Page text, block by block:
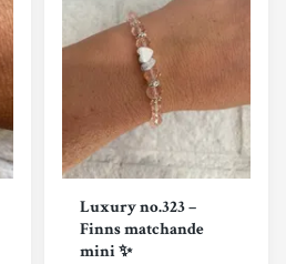
Luxury no.323 –
Finns matchande
mini ✨